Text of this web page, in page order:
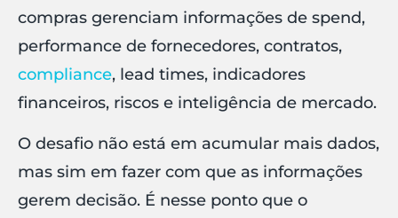
compras gerenciam informações de spend,
performance de fornecedores, contratos,
compliance, lead times, indicadores
financeiros, riscos e inteligência de mercado.
O desafio não está em acumular mais dados,
mas sim em fazer com que as informações
gerem decisão. É nesse ponto que o